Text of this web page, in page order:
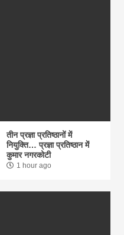
तीन प्रज्ञा प्रतिष्ठानों में
नियुक्ति… प्रज्ञा प्रतिष्ठान में
कुमार नगरकोटी
1 hour ago